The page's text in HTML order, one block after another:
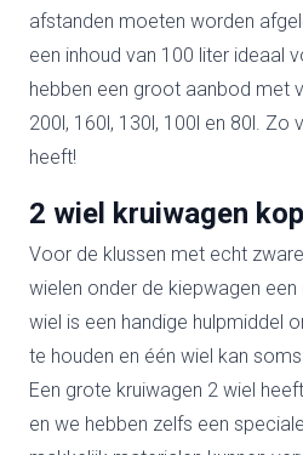
afstanden moeten worden
een inhoud van 100 liter ideaal
hebben een groot aanbod met
200l, 160l, 130l, 100l en 80l. Zo
heeft!
2 wiel kruiwagen
Voor de klussen met echt
wielen onder de kiepwagen
wiel is een handige hulpmiddel
te houden en één wiel kan
Een grote kruiwagen 2 wiel
en we hebben zelfs een